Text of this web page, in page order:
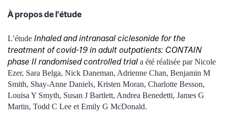
À propos de l’étude
L’étude Inhaled and intranasal ciclesonide for the
treatment of covid-19 in adult outpatients: CONTAIN
phase II randomised controlled triala été réalisée par Nicole
Ezer, Sara Belga, Nick Daneman, Adrienne Chan, Benjamin M
Smith, Shay-Anne Daniels, Kristen Moran, Charlotte Besson,
Louisa Y Smyth, Susan J Bartlett, Andrea Benedetti, James G
Martin, Todd C Lee et Emily G McDonald.